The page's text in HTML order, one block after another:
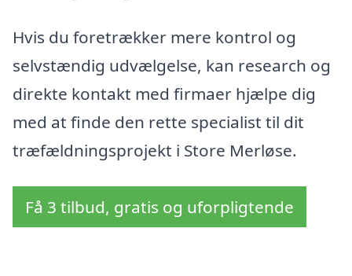
Hvis du foretrækker mere kontrol og
selvstændig udvælgelse, kan research og
direkte kontakt med firmaer hjælpe dig
med at finde den rette specialist til dit
træfældningsprojekt i Store Merløse.
Få 3 tilbud, gratis og uforpligtende